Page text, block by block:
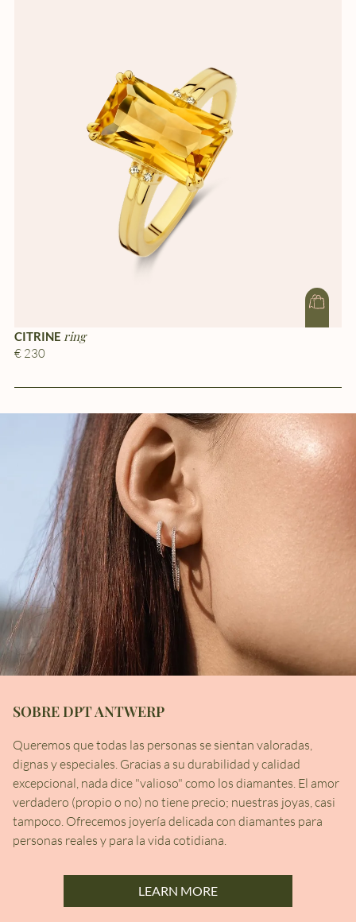
CITRINE ring
€ 230
SOBRE DPT ANTWERP
Queremos que todas las personas se sientan valoradas,
dignas y especiales. Gracias a su durabilidad y calidad
excepcional, nada dice "valioso" como los diamantes. El amor
verdadero (propio o no) no tiene precio; nuestras joyas, casi
tampoco. Ofrecemos joyería delicada con diamantes para
personas reales y para la vida cotidiana.
LEARN MORE